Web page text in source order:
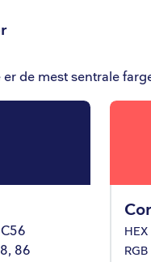
farge
de mest sentrale
86
HEX
RGB